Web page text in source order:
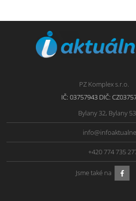
PZ Komplex s.r.o.
IČ: 03757943 DIČ:
Bylany 32, Bylany
+420 774 735
Jsme také na